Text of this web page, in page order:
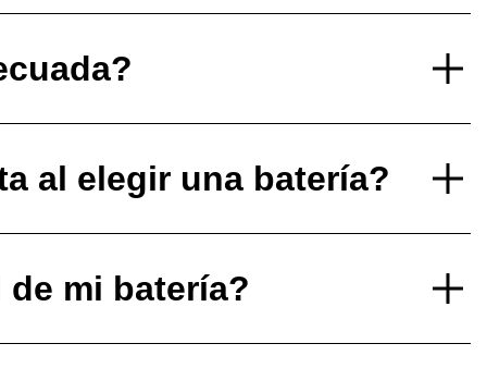
al elegir una batería?
mi batería?